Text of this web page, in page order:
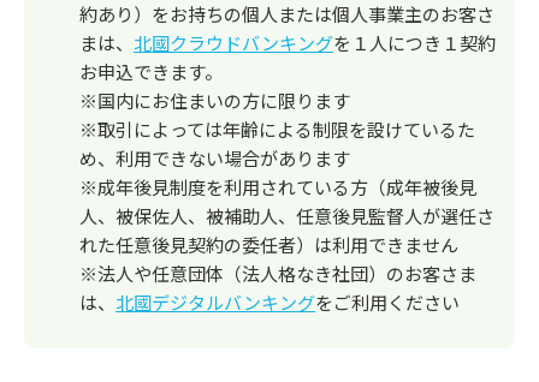
約あり）をお持ちの個人または個人事業主のお客さ
まは、 北國クラウドバンキングを１人につき１契約
お申込できます。
※国内にお住まいの方に限ります
※取引によっては年齢による制限を設けているた
め、利用できない場合があります
※成年後見制度を利用されている方（成年被後見
人、被保佐人、被補助人、任意後見監督人が選任さ
れた任意後見契約の委任者）は利用できません
※法人や任意団体（法人格なき社団）のお客さま
は、 北國デジタルバンキングをご利用ください